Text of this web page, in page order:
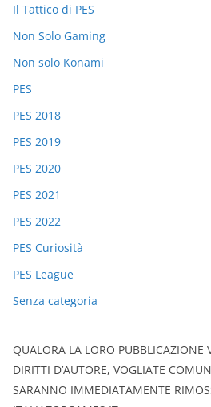
Il Tattico di PES
Non Solo Gaming
Non solo Konami
PES
PES 2018
PES 2019
PES 2020
PES 2021
PES 2022
PES Curiosità
PES League
Senza categoria
QUALORA LA LORO PUBBLICAZIONE
DIRITTI D’AUTORE, VOGLIATE
SARANNO IMMEDIATAMENTE